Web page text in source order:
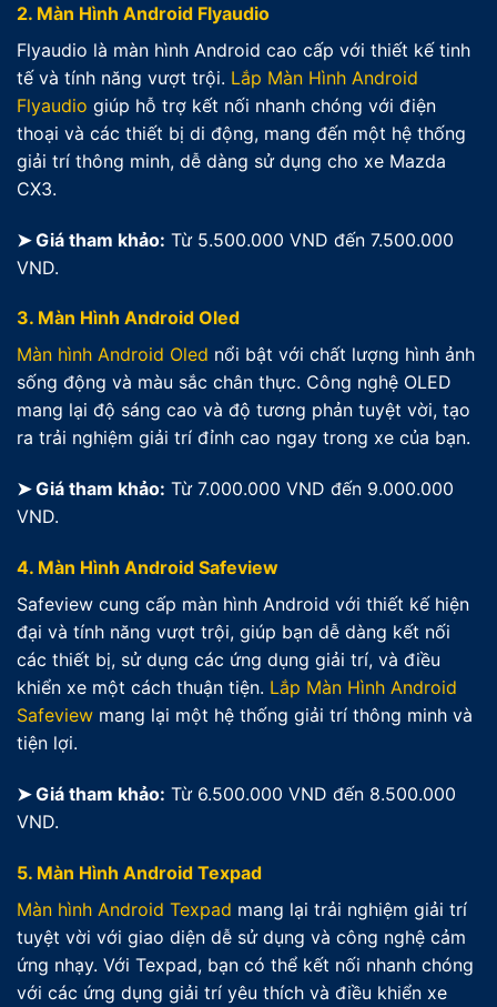
2. Màn Hình Android Flyaudio
Flyaudio là màn hình Android cao cấp với thiết kế tinh
tế và tính năng vượt trội. Lắp Màn Hình Android
Flyaudio giúp hỗ trợ kết nối nhanh chóng với điện
thoại và các thiết bị di động, mang đến một hệ thống
giải trí thông minh, dễ dàng sử dụng cho xe Mazda
CX3.
➤ Giá tham khảo: Từ 5.500.000 VND đến 7.500.000
VND.
3. Màn Hình Android Oled
Màn hình Android Oled nổi bật với chất lượng hình ảnh
sống động và màu sắc chân thực. Công nghệ OLED
mang lại độ sáng cao và độ tương phản tuyệt vời, tạo
ra trải nghiệm giải trí đỉnh cao ngay trong xe của bạn.
➤ Giá tham khảo: Từ 7.000.000 VND đến 9.000.000
VND.
4. Màn Hình Android Safeview
Safeview cung cấp màn hình Android với thiết kế hiện
đại và tính năng vượt trội, giúp bạn dễ dàng kết nối
các thiết bị, sử dụng các ứng dụng giải trí, và điều
khiển xe một cách thuận tiện. Lắp Màn Hình Android
Safeview mang lại một hệ thống giải trí thông minh và
tiện lợi.
➤ Giá tham khảo: Từ 6.500.000 VND đến 8.500.000
VND.
5. Màn Hình Android Texpad
Màn hình Android Texpad mang lại trải nghiệm giải trí
tuyệt vời với giao diện dễ sử dụng và công nghệ cảm
ứng nhạy. Với Texpad, bạn có thể kết nối nhanh chóng
với các ứng dụng giải trí yêu thích và điều khiển xe